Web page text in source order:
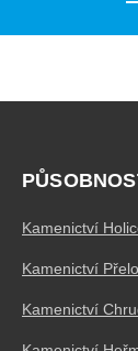
Kamenictví
Kamenictví
Kamenictví